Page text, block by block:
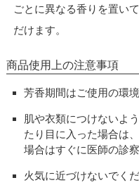
ごとに異なる香りを置い
だけます。
商品使用上の注意事項
芳香期間はご使用の環
肌や衣類につけないよ
たり目に入った場合は
場合はすぐに医師の診
火気に近づけないでくだ